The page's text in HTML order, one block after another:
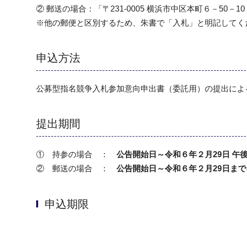
② 郵送の場合：「〒231-0005 横浜市中区本町６－50－
※他の郵便と区別するため、朱書で「入札」と明記してく
申込方法
公募型指名競争入札参加意向申出書（委託用）の提出によ
提出期間
① 持参の場合 ： 公告開始日～令和６年２月29日 午
② 郵送の場合 ： 公告開始日～令和６年２月29日ま
申込期限